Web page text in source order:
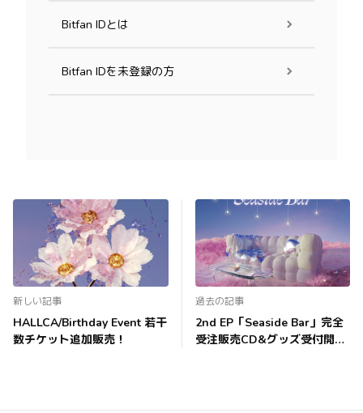
Bitfan IDとは
Bitfan IDを未登録の方
新しい記事
HALLCA/Birthday Event 若干
数チケット追加販売！
過去の記事
2nd EP「Seaside Bar」完全
受注販売CD&グッズ受付開